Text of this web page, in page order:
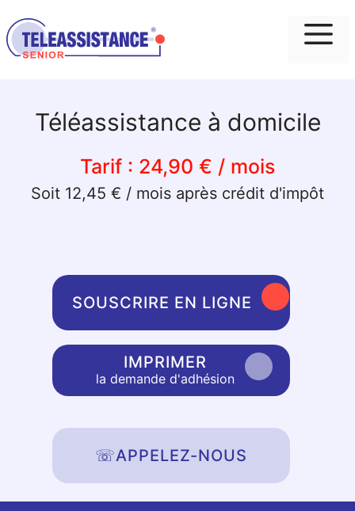
Téléassistance à domicile
Tarif : 24,90 € / mois
Soit 12,45 € / mois après crédit d'impôt
SOUSCRIRE EN LIGNE
IMPRIMER
la demande d'adhésion
☏APPELEZ-NOUS